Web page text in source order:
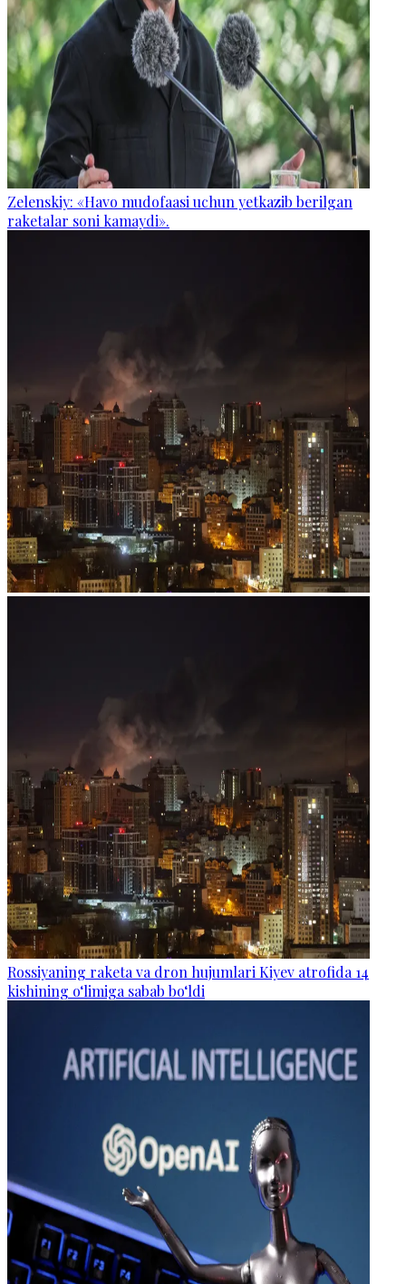
Zelenskiy: «Havo mudofaasi uchun yetkazib berilgan
raketalar soni kamaydi».
Rossiyaning raketa va dron hujumlari Kiyev atrofida 14
kishining o‘limiga sabab bo‘ldi